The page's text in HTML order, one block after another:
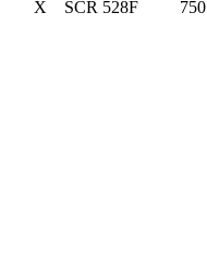
X SCR 528F 750